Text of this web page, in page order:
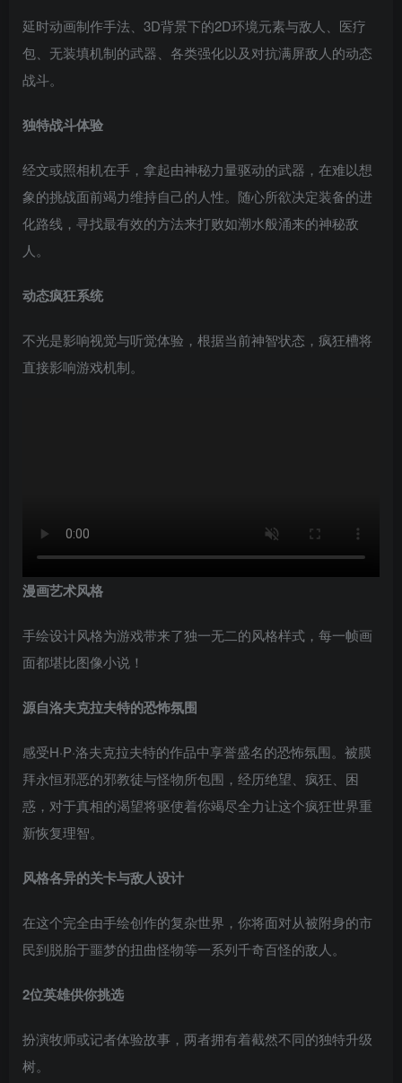
延时动画制作手法、3D背景下的2D环境元素与敌人、医疗
包、无装填机制的武器、各类强化以及对抗满屏敌人的动态
战斗。
独特战斗体验
经文或照相机在手，拿起由神秘力量驱动的武器，在难以想
象的挑战面前竭力维持自己的人性。随心所欲决定装备的进
化路线，寻找最有效的方法来打败如潮水般涌来的神秘敌
人。
动态疯狂系统
不光是影响视觉与听觉体验，根据当前神智状态，疯狂槽将
直接影响游戏机制。
漫画艺术风格
手绘设计风格为游戏带来了独一无二的风格样式，每一帧画
面都堪比图像小说！
源自洛夫克拉夫特的恐怖氛围
感受H·P·洛夫克拉夫特的作品中享誉盛名的恐怖氛围。被膜
拜永恒邪恶的邪教徒与怪物所包围，经历绝望、疯狂、困
惑，对于真相的渴望将驱使着你竭尽全力让这个疯狂世界重
新恢复理智。
风格各异的关卡与敌人设计
在这个完全由手绘创作的复杂世界，你将面对从被附身的市
民到脱胎于噩梦的扭曲怪物等一系列千奇百怪的敌人。
2位英雄供你挑选
扮演牧师或记者体验故事，两者拥有着截然不同的独特升级
树。